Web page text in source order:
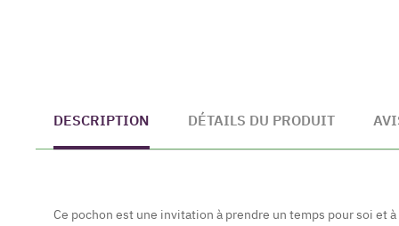
DESCRIPTION DÉTAILS DU PRODUIT
Ce pochon est une invitation à prendre un temps pour soi